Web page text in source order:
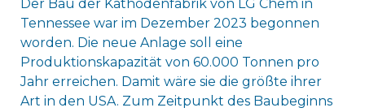
Der Bau der Kathodenfabrik von LG Chem in
Tennessee war im Dezember 2023 begonnen
worden. Die neue Anlage soll eine
Produktionskapazität von 60.000 Tonnen pro
Jahr erreichen. Damit wäre sie die größte ihrer
Art in den USA. Zum Zeitpunkt des Baubeginns